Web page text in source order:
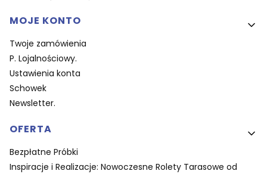
MOJE KONTO
Twoje zamówienia
P. Lojalnościowy.
Ustawienia konta
Schowek
Newsletter.
OFERTA
Bezpłatne Próbki
Inspiracje i Realizacje: Nowoczesne Rolety Tarasowe od